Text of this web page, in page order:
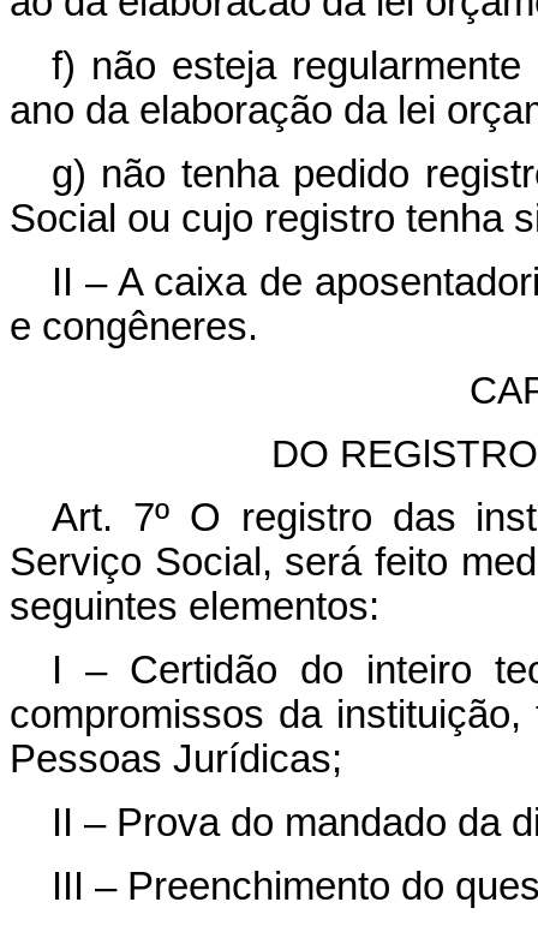
f) não esteja
ano da elaboração da lei
g) não tenha pedido
Social ou cujo registro tenha
II – A caixa de
e congêneres.
DO
Art. 7º O registro das
Serviço Social, será feito
seguintes elementos:
I – Certidão do inteiro
compromissos da
Pessoas Jurídicas;
II – Prova do mandado da
III – Preenchimento do